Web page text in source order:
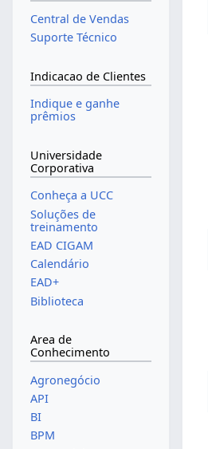
Central de Vendas
Suporte Técnico
Indicacao de Clientes
Indique e ganhe
prêmios
Universidade
Corporativa
Conheça a UCC
Soluções de
treinamento
EAD CIGAM
Calendário
EAD+
Biblioteca
Area de
Conhecimento
Agronegócio
API
BI
BPM